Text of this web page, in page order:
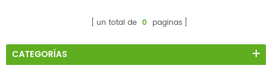
un total de 0 paginas
CATEGORÍAS